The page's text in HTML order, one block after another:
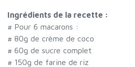
Ingrédients de la recette :
# Pour 6 macarons :
# 80g de crème de coco
# 60g de sucre complet
# 150g de farine de riz